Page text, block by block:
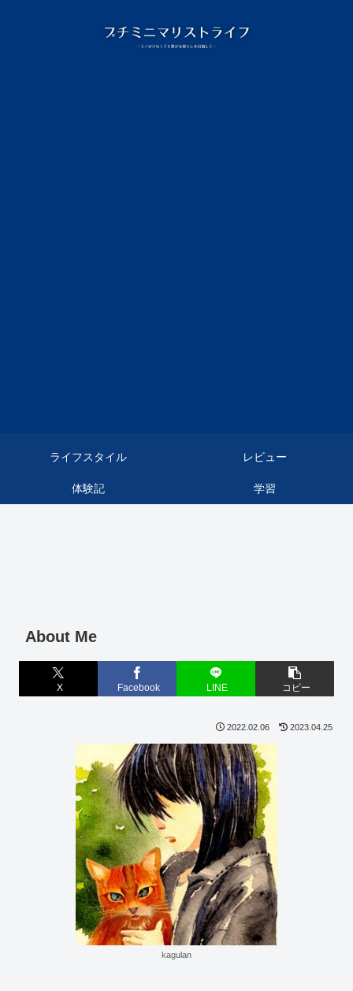
ライフスタイル レビュー
体験記 学習
About Me
X Facebook LINE コピー
2022.02.06 2023.04.25
kagulan